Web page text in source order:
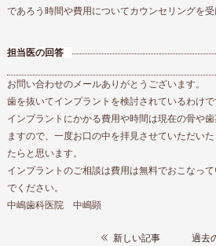
であろう時間や費用についてカウンセリングを
担当医の回答
お問い合わせのメールありがとうございます。
歯を抜いてインプラントを検討されているわけで
インプラントにかかる費用や時間は現在の骨や
ますので、一度お口の中を拝見させていただい
たらと思います。
インプラントのご相談は費用は無料でおこなっ
でください。
中嶋歯科医院 中嶋顕
新しい記事 過去